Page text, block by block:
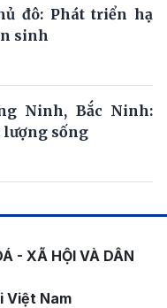
đô: Phát triển hạ
sinh
Ninh, Bắc Ninh:
lượng sống
- XÃ HỘI VÀ DÂN
Việt Nam